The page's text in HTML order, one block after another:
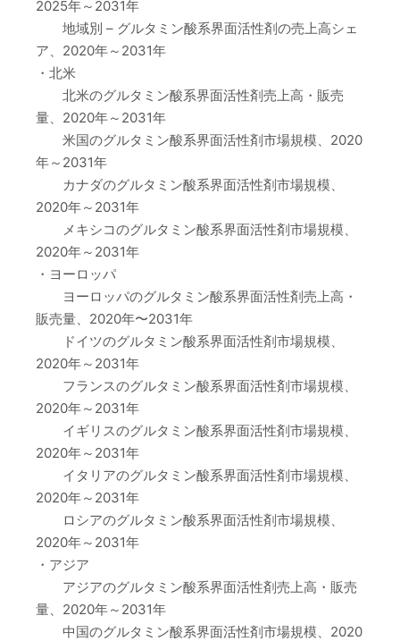
2025年～2031年
地域別 – グルタミン酸系界面活性剤の売上高シェ
ア、2020年～2031年
・北米
北米のグルタミン酸系界面活性剤売上高・販売
量、2020年～2031年
米国のグルタミン酸系界面活性剤市場規模、2020
年～2031年
カナダのグルタミン酸系界面活性剤市場規模、
2020年～2031年
メキシコのグルタミン酸系界面活性剤市場規模、
2020年～2031年
・ヨーロッパ
ヨーロッパのグルタミン酸系界面活性剤売上高・
販売量、2020年〜2031年
ドイツのグルタミン酸系界面活性剤市場規模、
2020年～2031年
フランスのグルタミン酸系界面活性剤市場規模、
2020年～2031年
イギリスのグルタミン酸系界面活性剤市場規模、
2020年～2031年
イタリアのグルタミン酸系界面活性剤市場規模、
2020年～2031年
ロシアのグルタミン酸系界面活性剤市場規模、
2020年～2031年
・アジア
アジアのグルタミン酸系界面活性剤売上高・販売
量、2020年～2031年
中国のグルタミン酸系界面活性剤市場規模、2020